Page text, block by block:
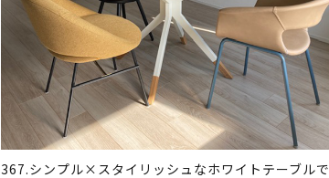
367.シンプル×スタイリッシュなホワイトテーブルで